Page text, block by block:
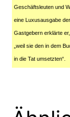
Geschäftsleuten und
eine Luxusausgabe
Gastgebern erklärte
„weil sie den in dem
in die Tat umsetzten“.